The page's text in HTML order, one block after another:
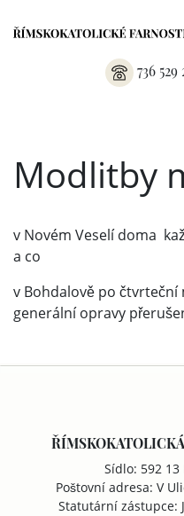
736 529
Modlitby
v Novém Veselí doma
a co
v Bohdalově po čtvrteční
generální opravy
Sídlo: 592 13
Poštovní adresa: V
Statutární zástupce: